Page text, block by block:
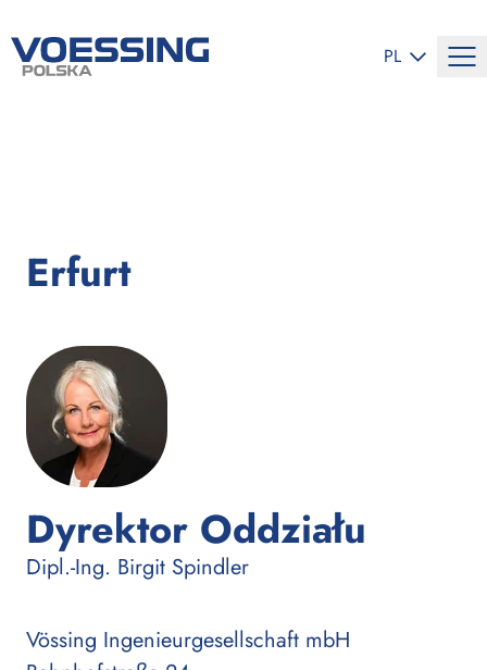
PL
Erfurt
Dyrektor Oddziału
Dipl.-Ing. Birgit Spindler
Vössing Ingenieurgesellschaft mbH